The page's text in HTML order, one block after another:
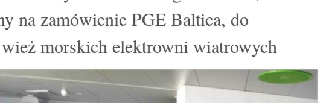
na zamówienie PGE Baltica, do
morskich elektrowni wiatrowych